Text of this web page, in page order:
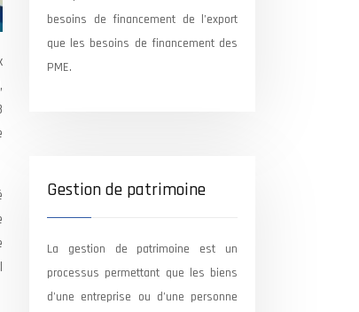
besoins de financement de l’export
que les besoins de financement des
PME.
Gestion de patrimoine
La gestion de patrimoine est un
processus permettant que les biens
d’une entreprise ou d’une personne